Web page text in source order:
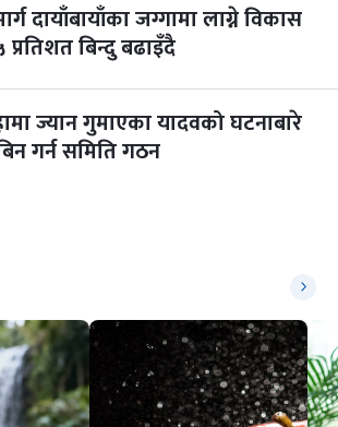
दायाँबायाँका जग्गामा लाग्ने विकास
बिन्दु बढाइँदै
ज्यान गुमाएका यादवको घटनाबारे
गर्न समिति गठन